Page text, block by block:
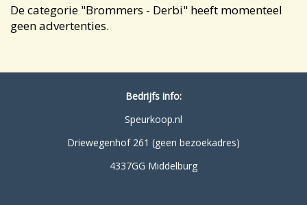
De categorie "Brommers - Derbi" heeft momenteel
geen advertenties.
Bedrijfs info:
Speurkoop.nl
Driewegenhof 261 (geen bezoekadres)
4337GG Middelburg